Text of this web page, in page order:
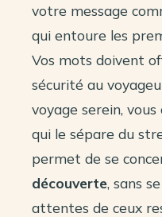
votre message
qui entoure les
Vos mots doivent
sécurité au
voyage serein,
qui le sépare du
permet de se
découverte, sans
attentes de ceux